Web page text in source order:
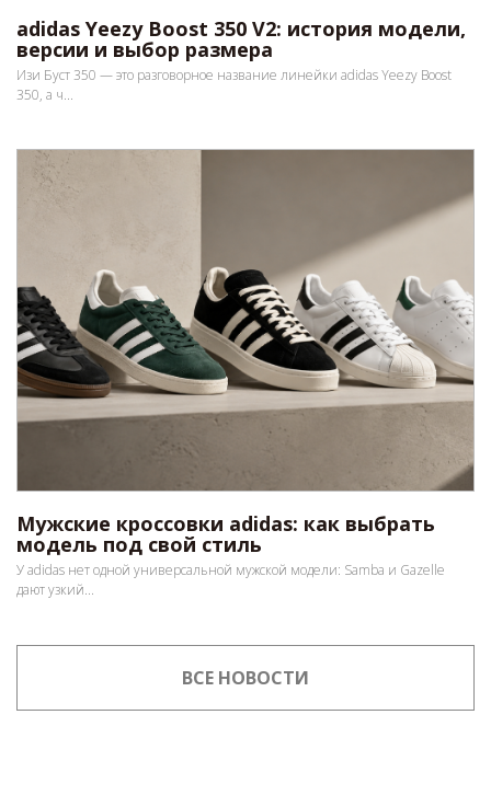
adidas Yeezy Boost 350 V2: история модели,
версии и выбор размера
Изи Буст 350 — это разговорное название линейки adidas Yeezy Boost
350, а ч...
Мужские кроссовки adidas: как выбрать
модель под свой стиль
У adidas нет одной универсальной мужской модели: Samba и Gazelle
дают узкий...
ВСЕ НОВОСТИ